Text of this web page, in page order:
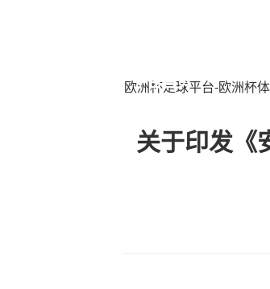
平台首页
欧洲杯足球平台-欧洲杯
关于印发《